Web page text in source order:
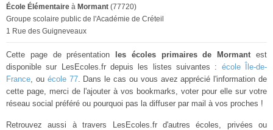
École Élémentaire à Mormant (77720)
Groupe scolaire public de l'Académie de Créteil
1 Rue des Guigneveaux
Cette page de présentation les écoles primaires de Mormantest
disponible sur LesEcoles.fr depuis les listes suivantes : école Île-de-
France, ou école 77. Dans le cas ou vous avez apprécié l'information de
cette page, merci de l'ajouter à vos bookmarks, voter pour elle sur votre
réseau social préféré ou pourquoi pas la diffuser par mail à vos proches !
Retrouvez aussi à travers LesEcoles.fr d'autres écoles, privées ou